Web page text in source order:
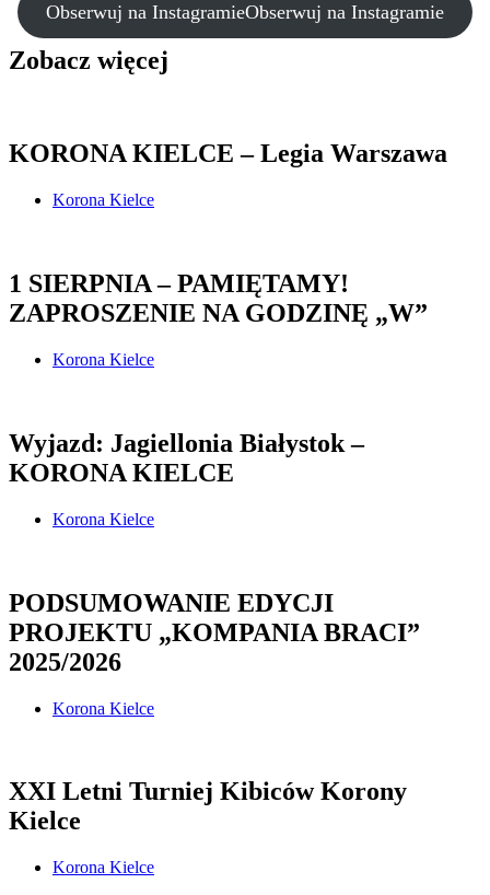
Obserwuj na InstagramieObserwuj na Instagramie
Zobacz więcej
KORONA KIELCE – Legia Warszawa
Korona Kielce
1 SIERPNIA – PAMIĘTAMY!
ZAPROSZENIE NA GODZINĘ „W”
Korona Kielce
Wyjazd: Jagiellonia Białystok –
KORONA KIELCE
Korona Kielce
PODSUMOWANIE EDYCJI
PROJEKTU „KOMPANIA BRACI”
2025/2026
Korona Kielce
XXI Letni Turniej Kibiców Korony
Kielce
Korona Kielce